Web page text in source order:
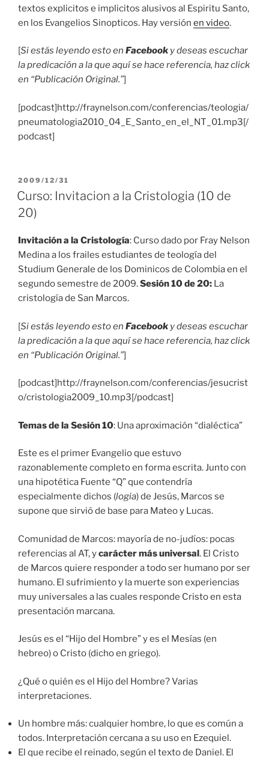
textos explicitos e implicitos alusivos al Espiritu Santo,
en los Evangelios Sinopticos. Hay versión en video.
[Si estás leyendo esto en Facebook y deseas escuchar
la predicación a la que aquí se hace referencia, haz click
en “Publicación Original.”]
[podcast]http://fraynelson.com/conferencias/teologia/
pneumatologia2010_04_E_Santo_en_el_NT_01.mp3[/
podcast]
PUBLICADO
EL
2009/12/31
Curso: Invitacion a la Cristologia (10 de
20)
Invitación a la Cristología: Curso dado por Fray Nelson
Medina a los frailes estudiantes de teología del
Studium Generale de los Dominicos de Colombia en el
segundo semestre de 2009.Sesión 10 de 20: La
cristología de San Marcos.
[Si estás leyendo esto en Facebook y deseas escuchar
la predicación a la que aquí se hace referencia, haz click
en “Publicación Original.”]
[podcast]http://fraynelson.com/conferencias/jesucrist
o/cristologia2009_10.mp3[/podcast]
Temas de la Sesión 10: Una aproximación “dialéctica”
Este es el primer Evangelio que estuvo
razonablemente completo en forma escrita. Junto con
una hipotética Fuente “Q” que contendría
especialmente dichos (logia) de Jesús, Marcos se
supone que sirvió de base para Mateo y Lucas.
Comunidad de Marcos: mayoría de no-judíos: pocas
referencias al AT, ycarácter más universal. El Cristo
de Marcos quiere responder a todo ser humano por ser
humano. El sufrimiento y la muerte son experiencias
muy universales a las cuales responde Cristo en esta
presentación marcana.
Jesús es el “Hijo del Hombre” y es el Mesías (en
hebreo) o Cristo (dicho en griego).
¿Qué o quién es el Hijo del Hombre? Varias
interpretaciones.
Un hombre más: cualquier hombre, lo que es común a
todos. Interpretación cercana a su uso en Ezequiel.
El que recibe el reinado, según el texto de Daniel. El